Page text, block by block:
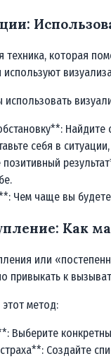
которая
используют
Найдите
себя в
Чем чаще вы
Как
или
привыкать к
метод:
Выберите
Создайте